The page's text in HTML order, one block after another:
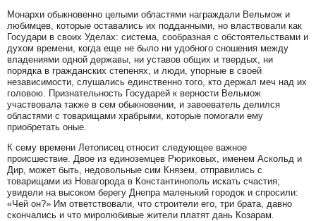
Монархи обыкновенно целыми областями награждали Вельмож и
любимцев, которые оставались их подданными, но властвовали как
Государи в своих Уделах: система, сообразная с обстоятельствами и
духом времени, когда еще не было ни удобного сношения между
владениями одной державы, ни уставов общих и твердых, ни
порядка в гражданских степенях, и люди, упорные в своей
независимости, слушались единственно того, кто держал меч над их
головою. Признательность Государей к верности Вельмож
участвовала также в сем обыкновении, и завоеватель делился
областями с товарищами храбрыми, которые помогали ему
приобретать оные.
К сему времени Летописец относит следующее важное
происшествие. Двое из единоземцев Рюриковых, именем Аскольд и
Дир, может быть, недовольные сим Князем, отправились с
товарищами из Новагорода в Константинополь искать счастия;
увидели на высоком берегу Днепра маленький городок и спросили:
«Чей он?» Им ответствовали, что строители его, три брата, давно
скончались и что миролюбивые жители платят дань Козарам.